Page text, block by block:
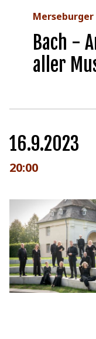
Merseburger
Bach -
aller
16.9.2023
20:00